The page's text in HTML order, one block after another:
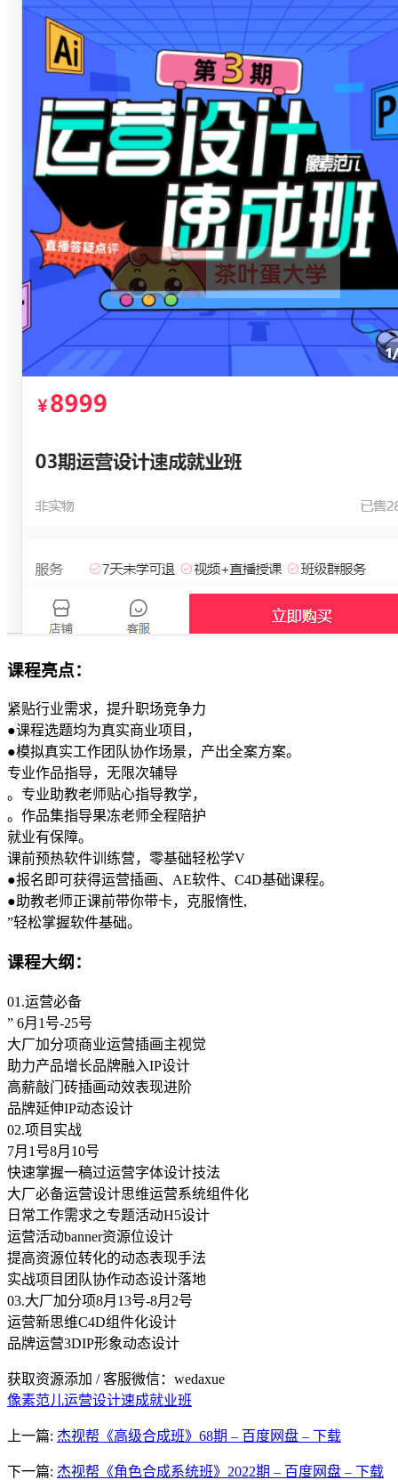
课程亮点：
紧贴行业需求，提升职场竞争力
●课程选题均为真实商业项目，
●模拟真实工作团队协作场景，产出全案方案。
专业作品指导，无限次辅导
。专业助教老师贴心指导教学，
。作品集指导果冻老师全程陪护
就业有保障。
课前预热软件训练营，零基础轻松学V
●报名即可获得运营插画、AE软件、C4D基础课程。
●助教老师正课前带你带卡，克服惰性,
”轻松掌握软件基础。
课程大纲：
01.运营必备
” 6月1号-25号
大厂加分项商业运营插画主视觉
助力产品增长品牌融入IP设计
高薪敲门砖插画动效表现进阶
品牌延伸IP动态设计
02.项目实战
7月1号8月10号
快速掌握一稿过运营字体设计技法
大厂必备运营设计思维运营系统组件化
日常工作需求之专题活动H5设计
运营活动banner资源位设计
提高资源位转化的动态表现手法
实战项目团队协作动态设计落地
03.大厂加分项8月13号-8月2号
运营新思维C4D组件化设计
品牌运营3DIP形象动态设计
获取资源添加 / 客服微信：wedaxue
像素范儿运营设计速成就业班
上一篇: 杰视帮《高级合成班》68期 – 百度网盘 – 下载
下一篇: 杰视帮《角色合成系统班》2022期 – 百度网盘 – 下载